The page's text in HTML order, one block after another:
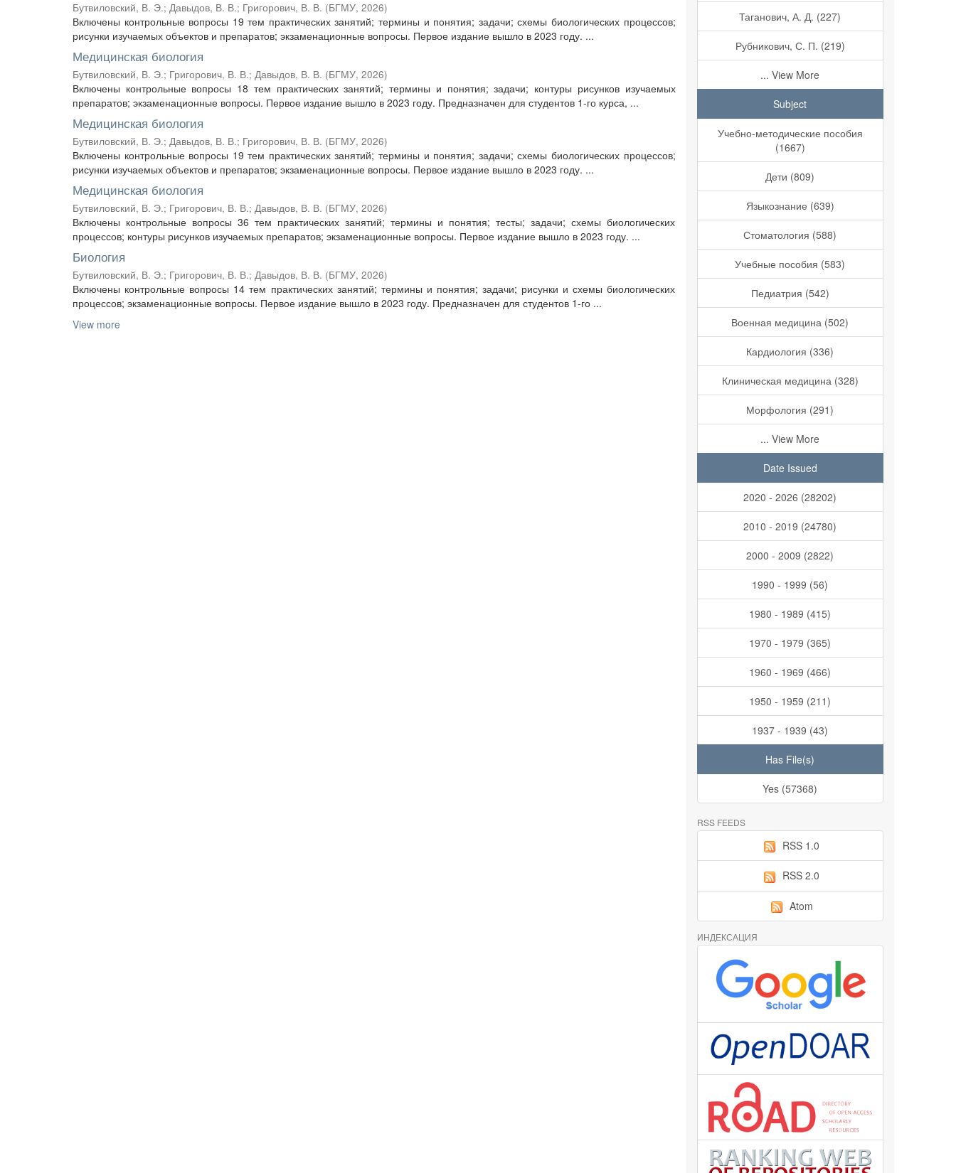
Бутвиловский, В. Э.; Давыдов, В. В.; Григорович, В. В. (БГМУ, 2026)
Включены контрольные вопросы 19 тем практических занятий; термины и понятия; задачи; схемы биологических процессов;
рисунки изучаемых объектов и препаратов; экзаменационные вопросы. Первое издание вышло в 2023 году. ...
Медицинская биология
Бутвиловский, В. Э.; Григорович, В. В.; Давыдов, В. В. (БГМУ, 2026)
Включены контрольные вопросы 18 тем практических занятий; термины и понятия; задачи; контуры рисунков изучаемых
препаратов; экзаменационные вопросы. Первое издание вышло в 2023 году. Предназначен для студентов 1-го курса, ...
Медицинская биология
Бутвиловский, В. Э.; Давыдов, В. В.; Григорович, В. В. (БГМУ, 2026)
Включены контрольные вопросы 19 тем практических занятий; термины и понятия; задачи; схемы биологических процессов;
рисунки изучаемых объектов и препаратов; экзаменационные вопросы. Первое издание вышло в 2023 году. ...
Медицинская биология
Бутвиловский, В. Э.; Григорович, В. В.; Давыдов, В. В. (БГМУ, 2026)
Включены контрольные вопросы 36 тем практических занятий; термины и понятия; тесты; задачи; схемы биологических
процессов; контуры рисунков изучаемых препаратов; экзаменационные вопросы. Первое издание вышло в 2023 году. ...
Биология
Бутвиловский, В. Э.; Григорович, В. В.; Давыдов, В. В. (БГМУ, 2026)
Включены контрольные вопросы 14 тем практических занятий; термины и понятия; задачи; рисунки и схемы биологических
процессов; экзаменационные вопросы. Первое издание вышло в 2023 году. Предназначен для студентов 1-го ...
View more
Таганович, А. Д. (227)
Рубникович, С. П. (219)
... View More
Subject
Учебно-методические пособия
(1667)
Дети (809)
Языкознание (639)
Стоматология (588)
Учебные пособия (583)
Педиатрия (542)
Военная медицина (502)
Кардиология (336)
Клиническая медицина (328)
Морфология (291)
... View More
Date Issued
2020 - 2026 (28202)
2010 - 2019 (24780)
2000 - 2009 (2822)
1990 - 1999 (56)
1980 - 1989 (415)
1970 - 1979 (365)
1960 - 1969 (466)
1950 - 1959 (211)
1937 - 1939 (43)
Has File(s)
Yes (57368)
RSS FEEDS
RSS 1.0
RSS 2.0
Atom
ИНДЕКСАЦИЯ